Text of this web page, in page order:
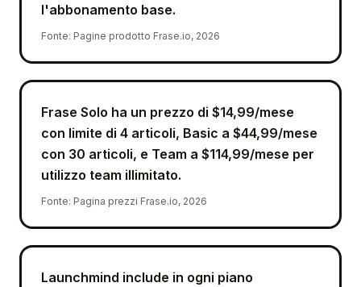
l'abbonamento base.
Fonte: Pagine prodotto Frase.io, 2026
Frase Solo ha un prezzo di $14,99/mese
con limite di 4 articoli, Basic a $44,99/mese
con 30 articoli, e Team a $114,99/mese per
utilizzo team illimitato.
Fonte: Pagina prezzi Frase.io, 2026
Launchmind include in ogni piano